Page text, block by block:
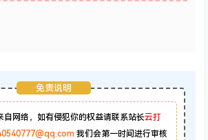
免责说明
自网络，如有侵犯你的权益请联系站长云打
我们会第一时间进行审核